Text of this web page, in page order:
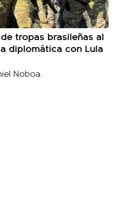
tropas brasileñas al
diplomática con Lula